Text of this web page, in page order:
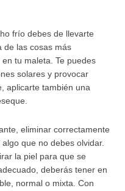
frío debes de llevarte
de las cosas más
tu maleta. Te puedes
solares y provocar
aplicarte también una
eliminar correctamente
que no debes olvidar.
la piel para que se
deberás tener en
normal o mixta. Con